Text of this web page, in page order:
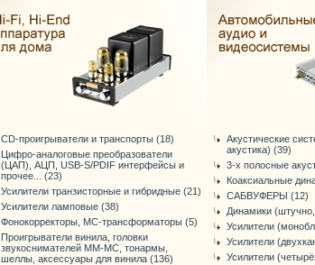
CD-проигрыватели и транспорты (18)
Цифро-аналоговые преобразователи
(ЦАП), АЦП, USB-S/PDIF интерфейсы и
прочее... (23)
Усилители транзисторные и гибридные (21)
Усилители ламповые (38)
Фонокорректоры, МС-трансформаторы (5)
Проигрыватели винила, головки
звукоснимателей ММ-МС, тонармы,
шеллы, аксессуары для винила (136)
Акустические
акустика) (39)
3-х полосные
Коаксиальные
САБВУФЕРЫ (12)
Динамики
Усилители
Усилители
Усилители